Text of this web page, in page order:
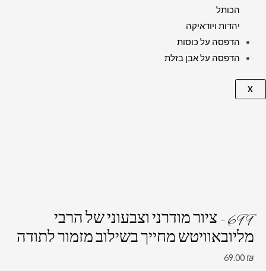
הכותל
יהדות ויודאיקה
הדפסה על כוסות
הדפסה על אבן בזלת
X
699 – ציור מודרני וצבעוני של הרבי
מליובאוויטש מחייך בשילוב מזמור לתודה
69.00 ₪